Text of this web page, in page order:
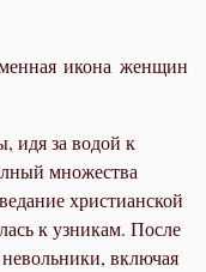
икона женщин
идя за водой к
множества
христианской
к узникам. После
включая